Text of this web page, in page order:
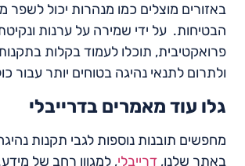
באזורים מוצלים כמו מנהרות יכול
הבטיחות. על ידי שמירה על ערנות
פרואקטיבית, תוכלו לעמוד בקלות
ולתרום לתנאי נהיגה בטוחים יותר עבור
גלו עוד מאמרים בדרייבלי
מחפשים תובנות נוספות לגבי תקנות
באתר שלנו, דרייבלי, למגוון רחב של